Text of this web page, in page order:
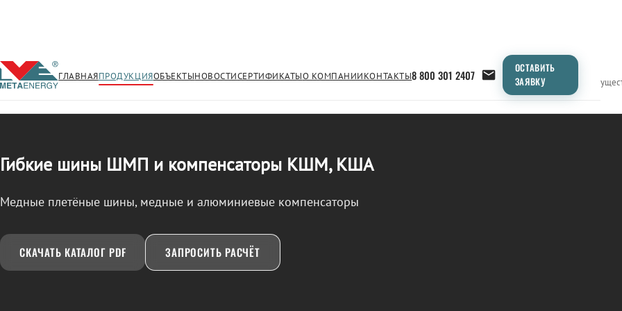
ГЛАВНАЯПРОДУКЦИЯОБЪЕКТЫНОВОСТИСЕРТИФИКАТЫО КОМПАНИИКОНТАКТЫ8 800 301 2407
ОСТАВИТЬ
ЗАЯВКУ
← Продукция/ШМП, КШМ, КША Применение Продукция ТипоразмерыСравнение
Гибкие шины ШМП и компенсаторы КШМ, КША
Медные плетёные шины, медные и алюминиевые компенсаторы
СКАЧАТЬ КАТАЛОГ PDF ЗАПРОСИТЬ РАСЧЁТ